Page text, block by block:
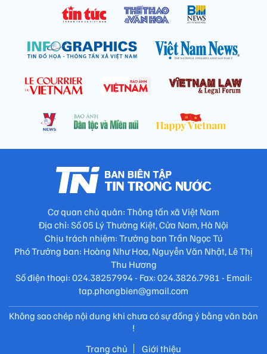
Cơ quan chủ quản: Thông tấn xã Việt Nam
Địa chỉ: Số 05 Lý Thường Kiệt, Cửa Nam, Hà Nội
Chịu trách nhiệm: Trưởng ban Trần Ngọc Tú
Phó Trưởng ban: Hoàng Như Hoa, Nguyễn Văn Nhật, Lê Thị
Thu Hương
Số điện thoại: 024.38257994 - Fax: 024.3826.7981 - Email:
tap.phongbien@gmail.com
Không sao chép nội dung khi chưa có sự đồng ý bằng văn bản
!
Trang chủ
Giới thiệu